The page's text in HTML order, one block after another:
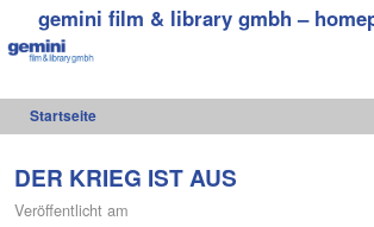
gemini film & library gmbh –
Startseite
DER KRIEG IST AUS
Veröffentlicht am